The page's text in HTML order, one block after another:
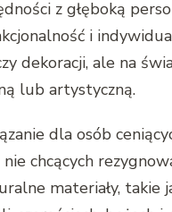
z głęboką
i
dekoracji, ale na
lub artystyczną.
dla osób
chcących
materiały, takie